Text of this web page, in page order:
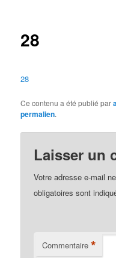
28
28
Ce contenu a été publié par
permalien.
Laisser un
Votre adresse e-mail
obligatoires sont
Commentaire *